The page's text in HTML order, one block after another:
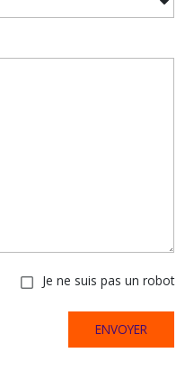
Je ne suis pas un robot
ENVOYER